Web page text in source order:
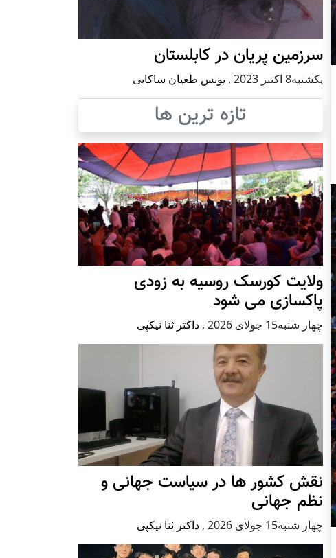
سرزمین پریان در کابلستان
يكشنبه8 اكتبر 2023 , یونس طغیان ساکایی
تازه ترین ها
ولایت کورسک روسیه به زودی
پاکسازی می شود
چهار شنبه15 جولای 2026 , داکتر ثنا نیکپی
نقش کشور ها در سیاست جهانی و
نظم جهانی
چهار شنبه15 جولای 2026 , داکتر ثنا نیکپی